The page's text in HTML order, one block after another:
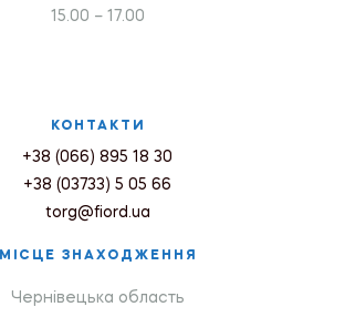
15.00 – 17.00
КОНТАКТИ
+38 (066) 895 18 30
+38 (03733) 5 05 66
torg@fiord.ua
МІСЦЕ ЗНАХОДЖЕННЯ
Чернівецька область